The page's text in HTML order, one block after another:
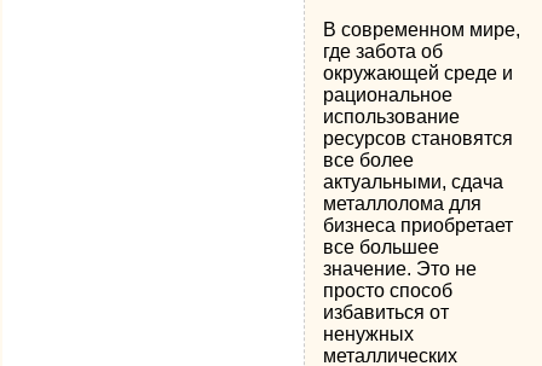
В современном мире,
где забота об
окружающей среде и
рациональное
использование
ресурсов становятся
все более
актуальными, сдача
металлолома для
бизнеса приобретает
все большее
значение. Это не
просто способ
избавиться от
ненужных
металлических